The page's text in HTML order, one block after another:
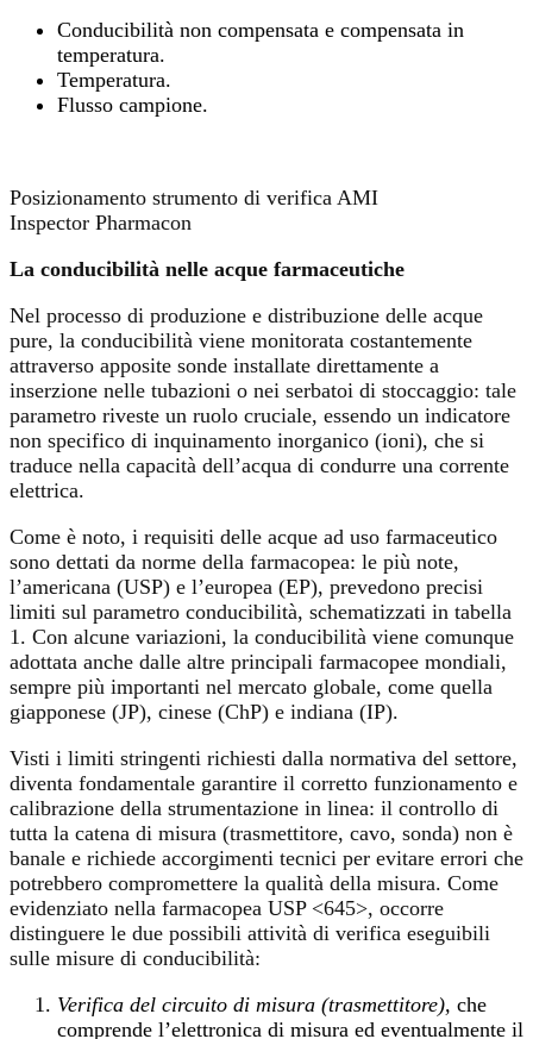
Conducibilità non compensata e compensata in
temperatura.
Temperatura.
Flusso campione.
Posizionamento strumento di verifica AMI
Inspector Pharmacon
La conducibilità nelle acque farmaceutiche
Nel processo di produzione e distribuzione delle acque
pure, la conducibilità viene monitorata costantemente
attraverso apposite sonde installate direttamente a
inserzione nelle tubazioni o nei serbatoi di stoccaggio: tale
parametro riveste un ruolo cruciale, essendo un indicatore
non specifico di inquinamento inorganico (ioni), che si
traduce nella capacità dell’acqua di condurre una corrente
elettrica.
Come è noto, i requisiti delle acque ad uso farmaceutico
sono dettati da norme della farmacopea: le più note,
l’americana (USP) e l’europea (EP), prevedono precisi
limiti sul parametro conducibilità, schematizzati in tabella
1. Con alcune variazioni, la conducibilità viene comunque
adottata anche dalle altre principali farmacopee mondiali,
sempre più importanti nel mercato globale, come quella
giapponese (JP), cinese (ChP) e indiana (IP).
Visti i limiti stringenti richiesti dalla normativa del settore,
diventa fondamentale garantire il corretto funzionamento e
calibrazione della strumentazione in linea: il controllo di
tutta la catena di misura (trasmettitore, cavo, sonda) non è
banale e richiede accorgimenti tecnici per evitare errori che
potrebbero compromettere la qualità della misura. Come
evidenziato nella farmacopea USP <645>, occorre
distinguere le due possibili attività di verifica eseguibili
sulle misure di conducibilità:
Verifica del circuito di misura (trasmettitore), che
comprende l’elettronica di misura ed eventualmente il